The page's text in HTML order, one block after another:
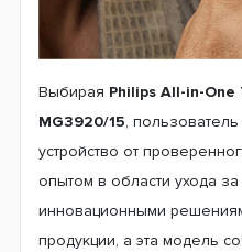
Выбирая Philips All-in-
MG3920/15,
устройство от
опытом в области ухода
инновационными
продукции, а эта модель